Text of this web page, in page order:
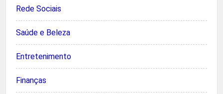
Rede Sociais
Saúde e Beleza
Entretenimento
Finanças